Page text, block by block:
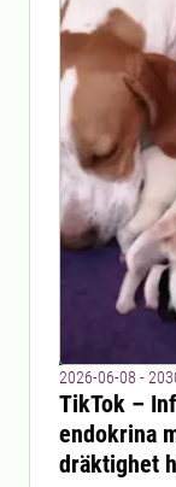
2026-06-08 -
TikTok –
endokrina
dräktighet